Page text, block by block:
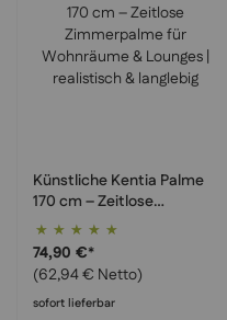
Künstliche Kentia Palme
170 cm – Zeitlose
Zimmerpalme für
Wohnräume & Lounges |
realistisch & langlebig
Bewertung:
100%
74,90 €*
(62,94 € Netto)
sofort lieferbar